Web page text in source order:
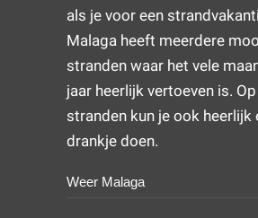
als je voor een
Malaga heeft meerdere
stranden waar het vele
jaar heerlijk vertoeven is.
stranden kun je ook heerlijk
drankje doen.
Weer Malaga